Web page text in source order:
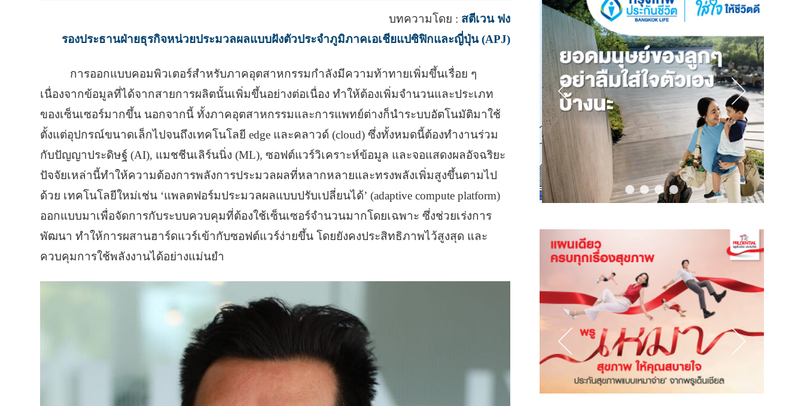
บทความโดย : สตีเวน ฟง
รองประธานฝ่ายธุรกิจหน่วยประมวลผลแบบฝังตัวประจำภูมิภาคเอเชียแปซิฟิกและญี่ปุ่น (APJ)
การออกแบบคอมพิวเตอร์สำหรับภาคอุตสาหกรรมกำลังมีความท้าทายเพิ่มขึ้นเรื่อย ๆ
เนื่องจากข้อมูลที่ได้จากสายการผลิตนั้นเพิ่มขึ้นอย่างต่อเนื่อง ทำให้ต้องเพิ่มจำนวนและประเภท
ของเซ็นเซอร์มากขึ้น นอกจากนี้ ทั้งภาคอุตสาหกรรมและการแพทย์ต่างก็นำระบบอัตโนมัติมาใช้
ตั้งแต่อุปกรณ์ขนาดเล็กไปจนถึงเทคโนโลยี edge และคลาวด์ (cloud) ซึ่งทั้งหมดนี้ต้องทำงานร่วม
กับปัญญาประดิษฐ์ (AI), แมชชีนเลิร์นนิ่ง (ML), ซอฟต์แวร์วิเคราะห์ข้อมูล และจอแสดงผลอัจฉริยะ
ปัจจัยเหล่านี้ทำให้ความต้องการพลังการประมวลผลที่หลากหลายและทรงพลังเพิ่มสูงขึ้นตามไป
ด้วย เทคโนโลยีใหม่เช่น ‘แพลตฟอร์มประมวลผลแบบปรับเปลี่ยนได้’ (adaptive compute platform)
ออกแบบมาเพื่อจัดการกับระบบควบคุมที่ต้องใช้เซ็นเซอร์จำนวนมากโดยเฉพาะ ซึ่งช่วยเร่งการ
พัฒนา ทำให้การผสานฮาร์ดแวร์เข้ากับซอฟต์แวร์ง่ายขึ้น โดยยังคงประสิทธิภาพไว้สูงสุด และ
ควบคุมการใช้พลังงานได้อย่างแม่นยำ